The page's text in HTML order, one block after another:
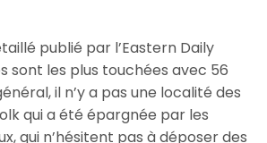
publié par l’Eastern Daily
sont les plus touchées avec 56
il n’y a pas une localité des
qui a été épargnée par les
qui n’hésitent pas à déposer des